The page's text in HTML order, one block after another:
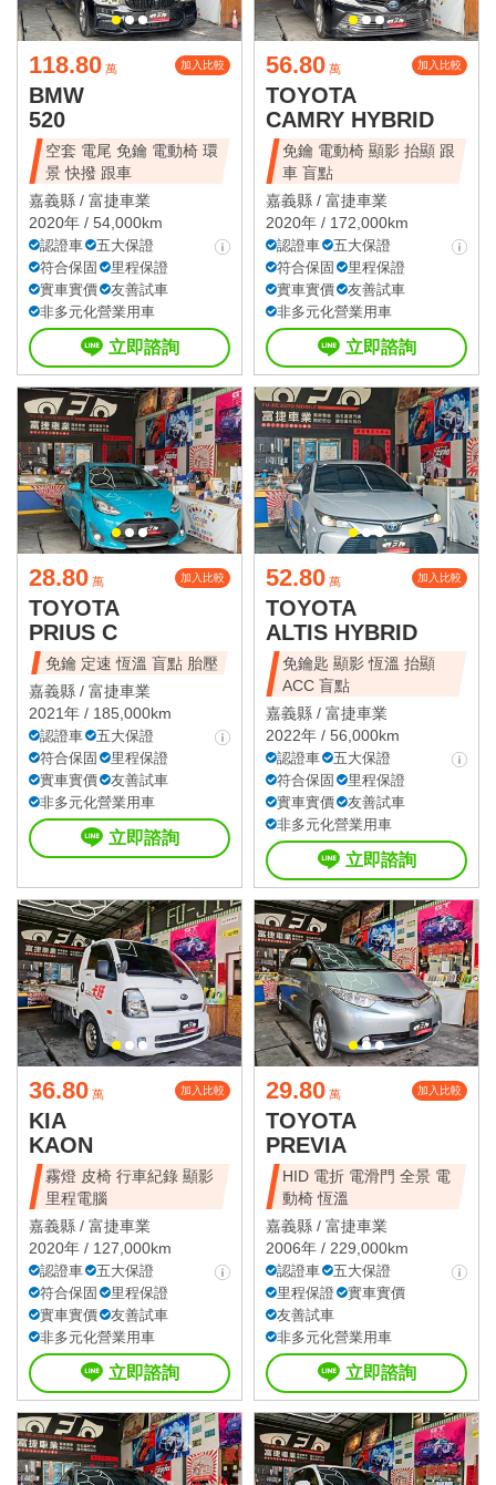
118.80 萬 加入比較
BMW
520
空套 電尾 免鑰 電動椅 環
景 快撥 跟車
嘉義縣 / 富捷車業
2020年 / 54,000km
認證車
五大保證
符合保固
里程保證
實車實價
友善試車
非多元化營業用車
立即諮詢
56.80 萬 加入比較
TOYOTA
CAMRY HYBRID
免鑰 電動椅 顯影 抬顯 跟
車 盲點
嘉義縣 / 富捷車業
2020年 / 172,000km
認證車
五大保證
符合保固
里程保證
實車實價
友善試車
非多元化營業用車
立即諮詢
28.80 萬 加入比較
TOYOTA
PRIUS C
免鑰 定速 恆溫 盲點 胎壓
嘉義縣 / 富捷車業
2021年 / 185,000km
認證車
五大保證
符合保固
里程保證
實車實價
友善試車
非多元化營業用車
立即諮詢
52.80 萬 加入比較
TOYOTA
ALTIS HYBRID
免鑰匙 顯影 恆溫 抬顯
ACC 盲點
嘉義縣 / 富捷車業
2022年 / 56,000km
認證車
五大保證
符合保固
里程保證
實車實價
友善試車
非多元化營業用車
立即諮詢
36.80 萬 加入比較
KIA
KAON
霧燈 皮椅 行車紀錄 顯影
里程電腦
嘉義縣 / 富捷車業
2020年 / 127,000km
認證車
五大保證
符合保固
里程保證
實車實價
友善試車
非多元化營業用車
立即諮詢
29.80 萬 加入比較
TOYOTA
PREVIA
HID 電折 電滑門 全景 電
動椅 恆溫
嘉義縣 / 富捷車業
2006年 / 229,000km
認證車
五大保證
里程保證
實車實價
友善試車
非多元化營業用車
立即諮詢